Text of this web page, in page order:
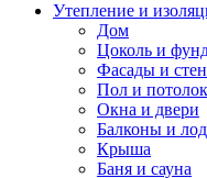
Утепление и
Дом
Цоколь и
Фасады и
Пол и потолок
Окна и двери
Балконы и
Крыша
Баня и сауна